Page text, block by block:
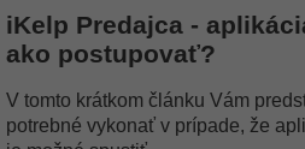
iKelp Predajca -
ako postupovať?
V tomto krátkom článku Vám
potrebné vykonať v prípade, že